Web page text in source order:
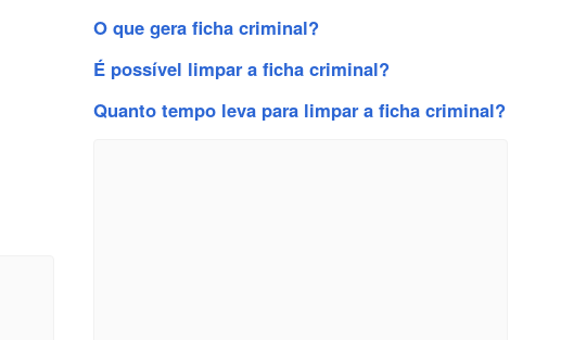
O que gera ficha criminal?
É possível limpar a ficha criminal?
Quanto tempo leva para limpar a ficha criminal?